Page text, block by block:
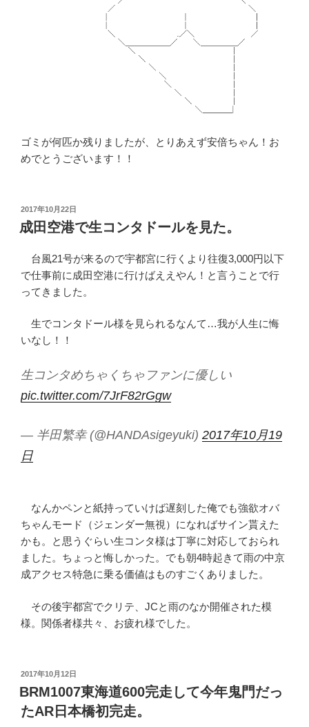
ゴミが何匹か残りましたが、とりあえず安倍ちゃん！お
めでとうございます！！
投
稿
日:
2017年10月22日
成田空港で生コンタドールを見た。
台風21号が来るので宇都宮に行くより往復3,000円以下
で仕事前に成田空港に行けばええやん！と言うことで行
ってきました。
生でコンタドール様を見られるなんて…我が人生に悔
いなし！！
生コンタめちゃくちゃファンに優しい
pic.twitter.com/7JrF82rGgw
— 半田繁幸 (@HANDAsigeyuki) 2017年10月19
日
なんかペンと紙持っていけば遅刻した俺でも強欲オバ
ちゃんモード（ジェンダー無視）になればサイン貰えた
かも。と思うぐらい生コンタ様は丁寧に対応しておられ
ました。ちょっと悔しかった。でも朝4時起きて雨の中京
成アクセス特急に乗る価値はものすごくありました。
その後宇都宮でクリテ、JCと雨のなか開催された模
様。関係者様共々、お疲れ様でした。
投
稿
日:
2017年10月12日
BRM1007東海道600完走して今年鬼門だっ
たAR日本橋初完走。